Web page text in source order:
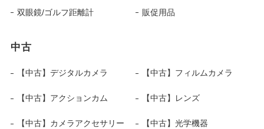
双眼鏡/ゴルフ距離計 販促用品
中古
【中古】デジタルカメラ 【中古】フィルムカメラ
【中古】アクションカム 【中古】レンズ
【中古】カメラアクセサリー 【中古】光学機器